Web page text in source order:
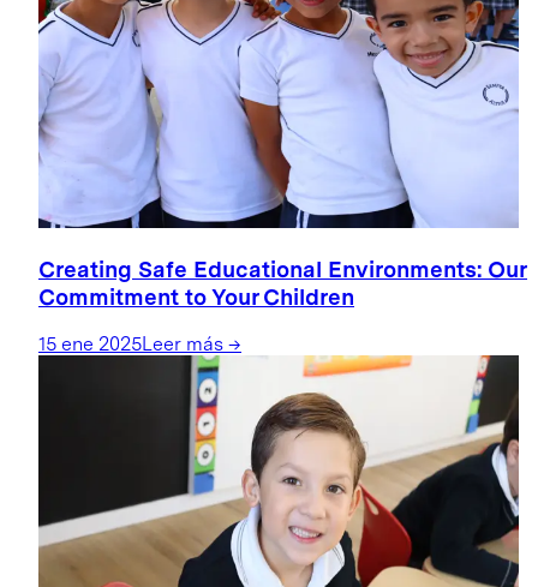
Creating Safe Educational Environments: Our
Commitment to Your Children
15 ene 2025Leer más →